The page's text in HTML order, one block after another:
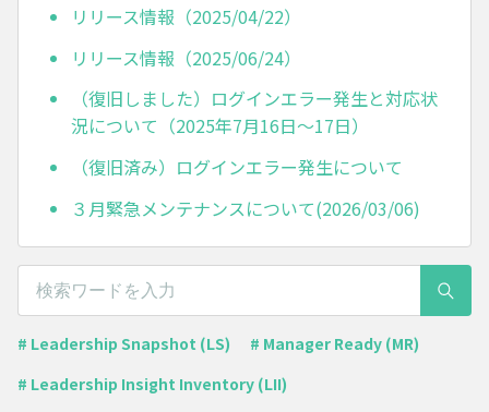
リリース情報（2025/04/22）
リリース情報（2025/06/24）
（復旧しました）ログインエラー発生と対応状
況について（2025年7月16日～17日）
（復旧済み）ログインエラー発生について
３月緊急メンテナンスについて(2026/03/06)
# Leadership Snapshot (LS)
# Manager Ready (MR)
# Leadership Insight Inventory (LII)